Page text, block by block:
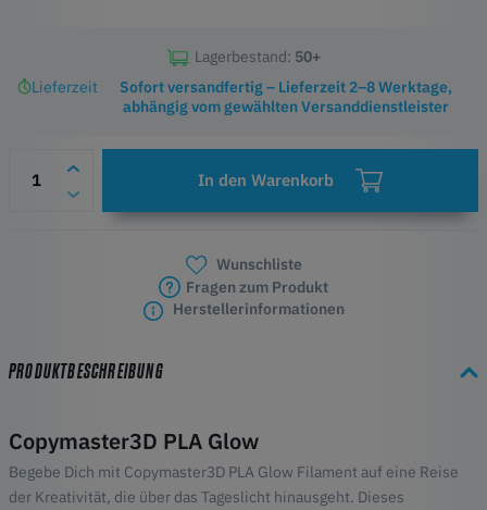
Lagerbestand: 50+
Lieferzeit
Sofort versandfertig – Lieferzeit 2–8 Werktage,
abhängig vom gewählten Versanddienstleister
In den Warenkorb
Wunschliste
Fragen zum Produkt
Herstellerinformationen
PRODUKTBESCHREIBUNG
Copymaster3D PLA Glow
Begebe Dich mit Copymaster3D PLA Glow Filament auf eine Reise
der Kreativität, die über das Tageslicht hinausgeht. Dieses